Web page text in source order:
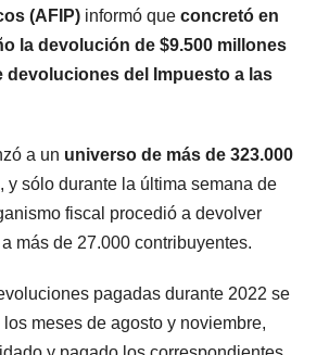
(AFIP) informó que concretó en
la devolución de $9.500 millones
devoluciones del Impuesto a las
a un universo de más de 323.000
, y sólo durante la última semana de
fiscal procedió a devolver
más de 27.000 contribuyentes.
pagadas durante 2022 se
meses de agosto y noviembre,